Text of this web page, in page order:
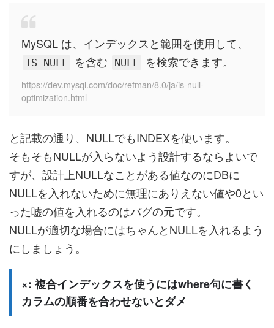
MySQL は、インデックスと範囲を使用して、
IS NULL を含む NULL を検索できます。
https://dev.mysql.com/doc/refman/8.0/ja/is-null-
optimization.html
と記載の通り、NULLでもINDEXを使います。
そもそもNULLが入らないよう設計するならよいで
すが、設計上NULLなことがある値なのにDBに
NULLを入れないために無理にありえない値や0とい
った嘘の値を入れるのはバグの元です。
NULLが適切な場合にはちゃんとNULLを入れるよう
にしましょう。
×: 複合インデックスを使うにはwhere句に書く
カラムの順番を合わせないとダメ